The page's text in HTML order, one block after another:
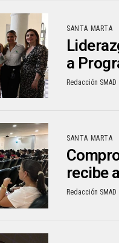
SANTA MARTA
a
Redacción SMAD
SANTA MARTA
recibe
Redacción SMAD